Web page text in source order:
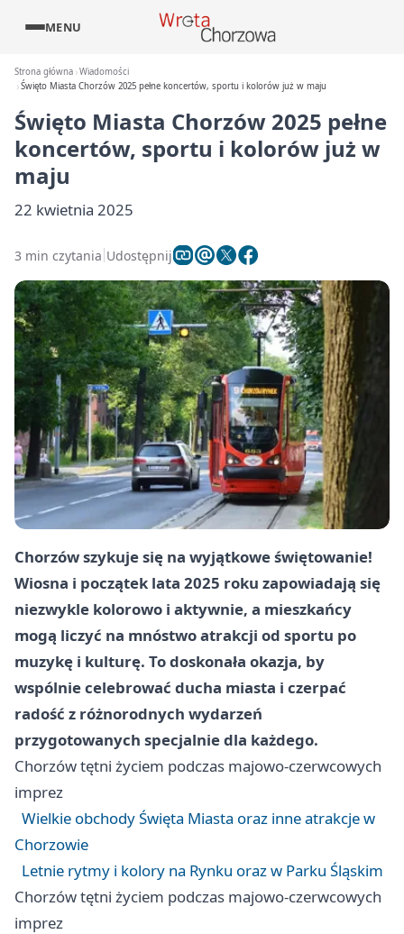
MENU
Strona główna Wiadomości
Święto Miasta Chorzów 2025 pełne koncertów, sportu i kolorów już w maju
Święto Miasta Chorzów 2025 pełne
koncertów, sportu i kolorów już w
maju
22 kwietnia 2025
3 min czytania Udostępnij
Chorzówszykuje się na wyjątkowe świętowanie!
Wiosna i początek lata 2025 roku zapowiadają się
niezwykle kolorowo i aktywnie, a mieszkańcy
mogą liczyć na mnóstwo atrakcji od sportu po
muzykę i kulturę. To doskonała okazja, by
wspólnie celebrować ducha miasta i czerpać
radość z różnorodnych wydarzeń
przygotowanych specjalnie dla każdego.
Chorzówtętni życiem podczas majowo-czerwcowych
imprez
Wielkie obchody Święta Miasta oraz inne atrakcje w
Chorzowie
Letnie rytmy i kolory na Rynku oraz w Parku Śląskim
Chorzówtętni życiem podczas majowo-czerwcowych
imprez